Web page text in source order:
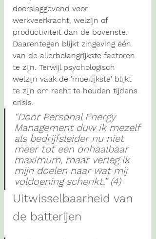
doorslaggevend voor
werkveerkracht, welzijn of
productiviteit dan de bovenste.
Daarentegen blijkt zingeving één
van de allerbelangrijkste factoren
te zijn. Terwijl psychologisch
welzijn vaak de 'moeilijkste' blijkt
te zijn om recht te houden tijdens
crisis.
“Door Personal Energy
Management duw ik mezelf
als bedrijfsleider nu niet
meer tot een onhaalbaar
maximum, maar verleg ik
mijn doelen naar wat mij
voldoening schenkt.” (4)
Uitwisselbaarheid van
de batterijen